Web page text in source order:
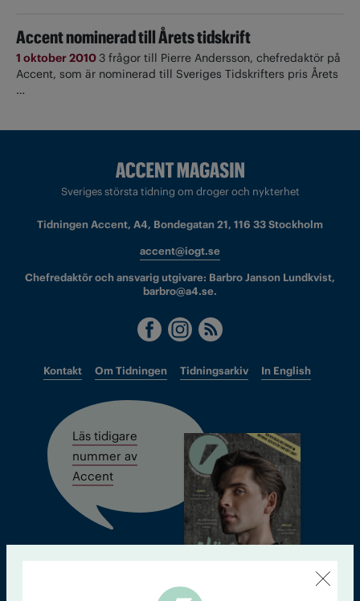
Accent nominerad till Årets tidskrift
1 oktober 20103 frågor till Pierre Andersson, chefredaktör på
Accent, som är nominerad till Sveriges Tidskrifters pris Årets
…
Sveriges största tidning om droger och nykterhet
Tidningen Accent, A4, Bondegatan 21, 116 33 Stockholm
accent@iogt.se
Chefredaktör och ansvarig utgivare: Barbro Janson Lundkvist,
barbro@a4.se.
Kontakt Om Tidningen Tidningsarkiv In English
Läs tidigare
nummer av
Accent